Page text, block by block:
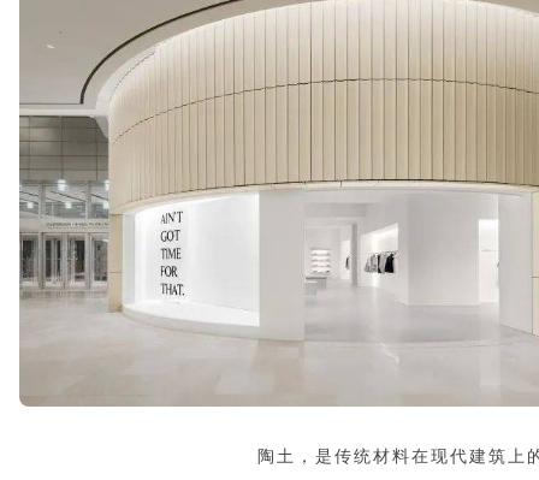
陶土，是传统材料在现代建筑上